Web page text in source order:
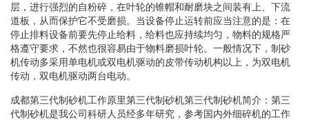
层，进行强烈的自粉碎，在叶轮的锥帽和耐磨块之间装有上、下流
道板，从而保护它不受磨损。当设备停止运转前应当注意的是：在
停止排料设备前要先停止给料，给料也应持续均匀，物料的规格严
格遵守要求，不然也很容易由于物料磨损叶轮。一般情况下，制砂
机传动多采用单电机或双电机驱动的皮带传动机构以上，为双电机
传动，双电机驱动两台电动。
成都第三代制砂机工作原里第三代制砂机第三代制砂机简介：第三
代制砂机是我公司科研人员经多年研究，参考国内外细碎机的工作